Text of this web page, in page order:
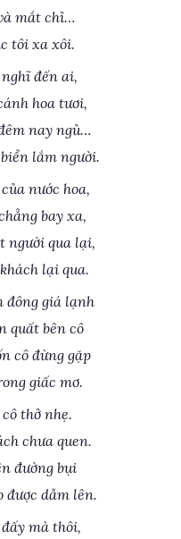
mắt chỉ…
tôi xa xôi.
đến ai,
hoa tươi,
nay ngủ…
lắm người.
nước hoa,
bay xa,
người qua lại,
lại qua.
đông giá lạnh
quất bên cô
cô đừng gặp
giấc mơ.
thở nhẹ.
chưa quen.
đường bụi
được dẫm lên.
mà thôi,